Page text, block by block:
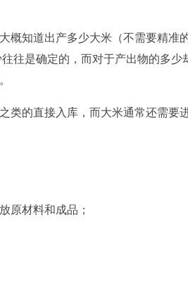
知道出产多少大米（不需要精准
往是确定的，而对于产出物的多少
的直接入库，而大米通常还需要进
材料和成品；